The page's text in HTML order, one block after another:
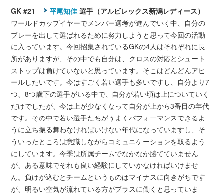
GK #21 平尾知佳 選手（アルビレックス新潟レディース）
ワールドカップイヤーでメンバー選考が進んでいく中、自分の
プレーを出して選ばれるために努力しようと思って今回の活動
に入っています。今回招集されているGKの4人はそれぞれに長
所がありますが、その中でも自分は、クロスの対応とシュート
ストップは負けていないと思っています。そこはどんどんアピ
ールしたいです。今はすごく若い選手も多いですし、自分より7
つ、8つ歳下の選手がいる中で、自分が若い頃は上についていく
だけでしたが、今は上が少なくなって自分が上から3番目の年代
です。その中で若い選手たちがうまくパフォーマンスできるよ
うに立ち振る舞わなければいけない年代になっていますし、そ
ういったところは意識しながらコミュニケーションを取るよう
にしています。今季は所属チームでなかなか勝てていません
が、ある意味でそれも良い経験にしていかなければいけませ
ん。負けが込むとチームというものはマイナスに向きがちです
が、明るい空気が流れている方がプラスに働くと思っていま